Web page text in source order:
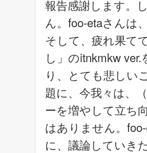
報告感謝します。
ん。foo-etaさんは
そして、疲れ果て
し」のitnkmkw
り、とても悲しい
題に、今我々は、
ーを増やして立ち
はありません。
に、議論していき